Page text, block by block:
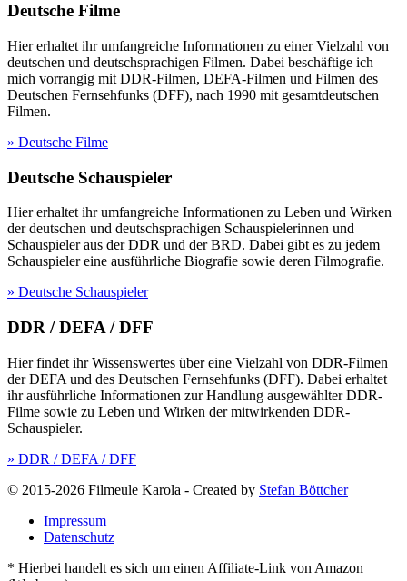
Deutsche Filme
Hier erhaltet ihr umfangreiche Informationen zu einer Vielzahl von
deutschen und deutschsprachigen Filmen. Dabei beschäftige ich
mich vorrangig mit DDR-Filmen, DEFA-Filmen und Filmen des
Deutschen Fernsehfunks (DFF), nach 1990 mit gesamtdeutschen
Filmen.
» Deutsche Filme
Deutsche Schauspieler
Hier erhaltet ihr umfangreiche Informationen zu Leben und Wirken
der deutschen und deutschsprachigen Schauspielerinnen und
Schauspieler aus der DDR und der BRD. Dabei gibt es zu jedem
Schauspieler eine ausführliche Biografie sowie deren Filmografie.
» Deutsche Schauspieler
DDR / DEFA / DFF
Hier findet ihr Wissenswertes über eine Vielzahl von DDR-Filmen
der DEFA und des Deutschen Fernsehfunks (DFF). Dabei erhaltet
ihr ausführliche Informationen zur Handlung ausgewählter DDR-
Filme sowie zu Leben und Wirken der mitwirkenden DDR-
Schauspieler.
» DDR / DEFA / DFF
© 2015-2026 Filmeule Karola - Created by Stefan Böttcher
Impressum
Datenschutz
* Hierbei handelt es sich um einen Affiliate-Link von Amazon